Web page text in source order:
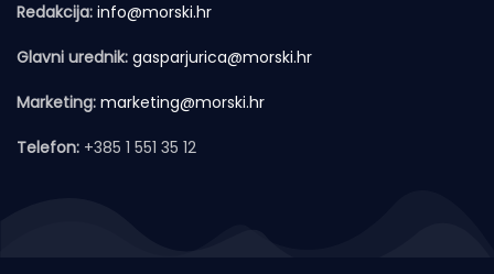
Redakcija: info@morski.hr
Glavni urednik: gasparjurica@morski.hr
Marketing: marketing@morski.hr
Telefon: +385 1 551 35 12